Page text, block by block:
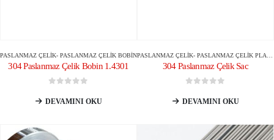
PASLANMAZ ÇELIK- PASLANMAZ ÇELIK BOBIN
304 Paslanmaz Çelik Bobin 1.4301
DEVAMINI OKU
PASLANMAZ ÇELIK- PASLANMAZ ÇELIK PLAKA/TABAKA
304 Paslanmaz Çelik Sac
DEVAMINI OKU